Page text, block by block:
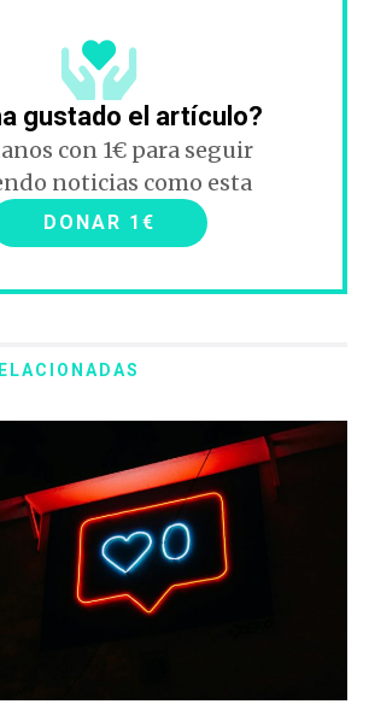
gustado el artículo?
con 1€ para seguir
noticias como esta
DONAR 1€